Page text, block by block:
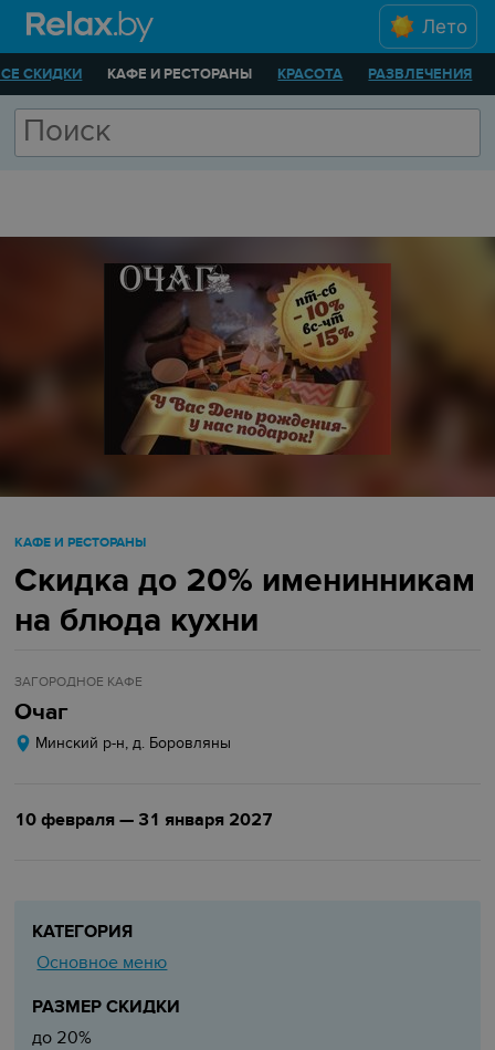
Лето
СКИДКИ КАФЕ И РЕСТОРАНЫ КРАСОТА РАЗВЛЕЧЕНИЯ
КАФЕ И РЕСТОРАНЫ
Скидка до 20% именинникам
на блюда кухни
ЗАГОРОДНОЕ КАФЕ
Очаг
Минский р-н, д. Боровляны
10 февраля — 31 января 2027
КАТЕГОРИЯ
Основное меню
РАЗМЕР СКИДКИ
до 20%